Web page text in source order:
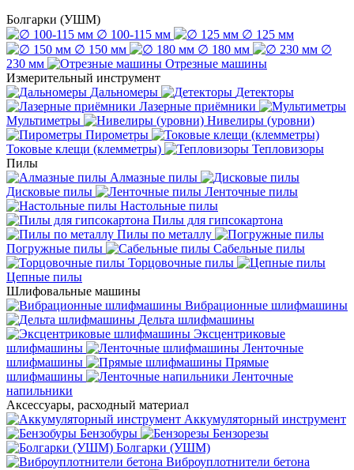
Болгарки (УШМ)
∅ 100-115 мм
∅ 125 мм
∅ 150 мм
∅ 180 мм
∅
230 мм
Отрезные машины
Измерительный инструмент
Дальномеры
Детекторы
Лазерные приёмники
Мультиметры
Нивелиры (уровни)
Пирометры
Токовые клещи (клемметры)
Тепловизоры
Пилы
Алмазные пилы
Дисковые пилы
Ленточные пилы
Настольные пилы
Пилы для гипсокартона
Пилы по металлу
Погружные пилы
Сабельные пилы
Торцовочные пилы
Цепные пилы
Шлифовальные машины
Вибрационные шлифмашины
Дельта шлифмашины
Эксцентриковые
шлифмашины
Ленточные
шлифмашины
Прямые
шлифмашины
Ленточные
напильники
Аксессуары, расходный материал
Аккумуляторный инструмент
Бензобуры
Бензорезы
Болгарки (УШМ)
Виброуплотнители бетона